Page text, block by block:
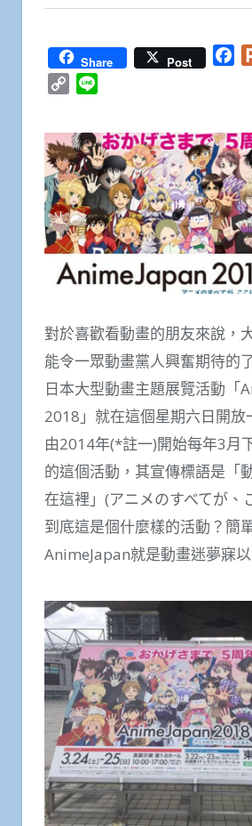
Share Post
Copy
對於喜歡看動畫的朋友來說，
能令一眾動畫黨人興奮期待的
日本大型動畫主題展覽活動「
2018」就在這個星期六日開放
由2014年(*註一)開始每年3月
的這個活動，其宣傳標語是「
在這裡」(アニメのすべてが、
到底這是個什麼樣的活動？簡
AnimeJapan就是動畫迷夢寐以